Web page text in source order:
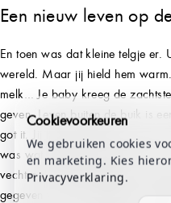
Een nieuw leven op
En toen was dat kleine telgje er.
wereld. Maar jij hield hem
melk… Je baby kreeg de
geven. Leven buiten de buik is
got it. Jij hebt je baby een
was wat je gehoopt had dat hij
vechter doorheen gehaald. Als
gegeven wat het nodig had
Cookievoorkeuren
We gebruiken cookies
en marketing. Kies
Privacyverklaring.